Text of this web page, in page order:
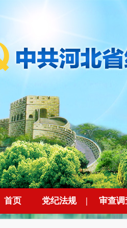
首页 党纪法规 | 审查调